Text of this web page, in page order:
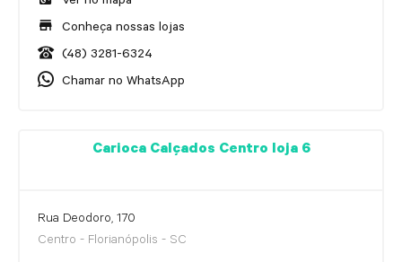
Conheça nossas lojas
(48) 3281-6324
Chamar no WhatsApp
Carioca Calçados Centro loja 6
Rua Deodoro, 170
Centro - Florianópolis - SC